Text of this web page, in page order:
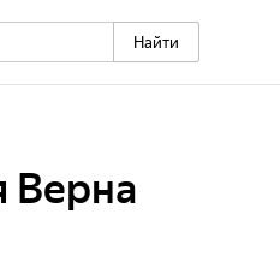
Найти
Верна